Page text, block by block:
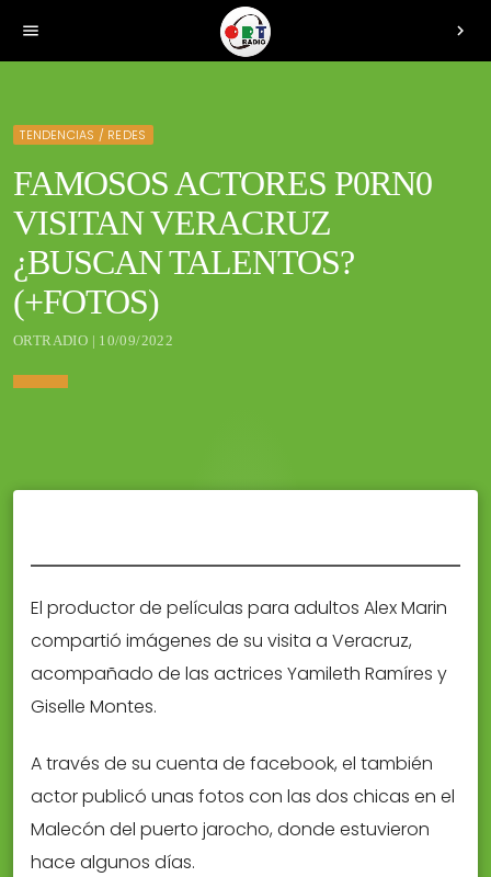
menu chevron_right
TENDENCIAS / REDES
FAMOSOS ACTORES P0RN0
VISITAN VERACRUZ
¿BUSCAN TALENTOS?
(+FOTOS)
ORTRADIO | 10/09/2022
El productor de películas para adultos Alex Marin
compartió imágenes de su visita a Veracruz,
acompañado de las actrices Yamileth Ramíres y
Giselle Montes.
A través de su cuenta de facebook, el también
actor publicó unas fotos con las dos chicas en el
Malecón del puerto jarocho, donde estuvieron
hace algunos días.